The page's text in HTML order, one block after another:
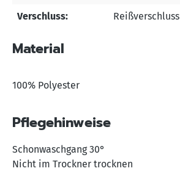
Verschluss: Reißverschluss
Material
100% Polyester
Pflegehinweise
Schonwaschgang 30°
Nicht im Trockner trocknen